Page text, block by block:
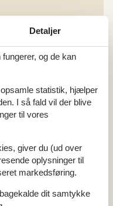
Detaljer
og de kan
statistik, hjælper
I så fald vil der blive
til vores
giver du (ud over
oplysninger til
markedsføring.
dit samtykke